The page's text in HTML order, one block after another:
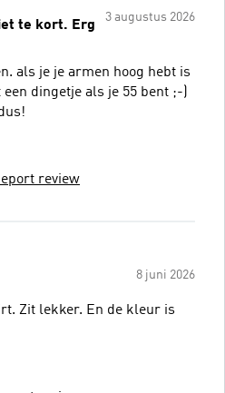
3 augustus 2026
te kort. Erg
als je je armen hoog hebt is
dingetje als je 55 bent ;-)
review
8 juni 2026
Zit lekker. En de kleur is